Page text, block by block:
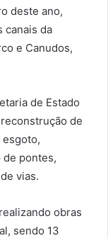
deste ano,
canais da
e Canudos,
de Estado
de
esgoto,
de pontes,
vias.
obras
sendo 13